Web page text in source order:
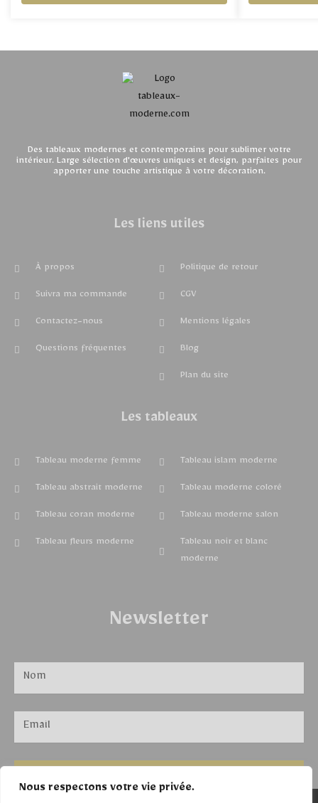
Nous respectons votre vie privée.
Des tableaux modernes et contemporains pour sublimer votre
intérieur. Large sélection d'œuvres uniques et design, parfaites pour
apporter une touche artistique à votre décoration.
Les liens utiles
À propos
Suivra ma commande
Contactez-nous
Questions fréquentes
Politique de retour
CGV
Mentions légales
Blog
Plan du site
Les tableaux
Tableau moderne femme
Tableau abstrait moderne
Tableau coran moderne
Tableau fleurs moderne
Tableau islam moderne
Tableau moderne coloré
Tableau moderne salon
Tableau noir et blanc
moderne
Newsletter